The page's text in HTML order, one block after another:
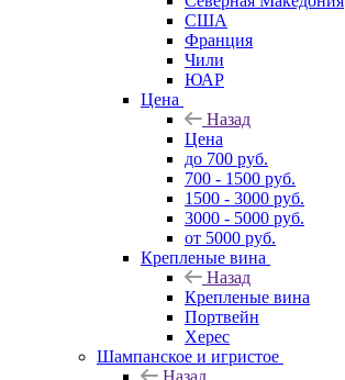
США
Франция
Чили
ЮАР
Цена
Назад
Цена
до 700 руб.
700 - 1500 руб.
1500 - 3000 руб.
3000 - 5000 руб.
от 5000 руб.
Крепленые вина
Назад
Крепленые вина
Портвейн
Херес
Шампанское и игристое
Назад